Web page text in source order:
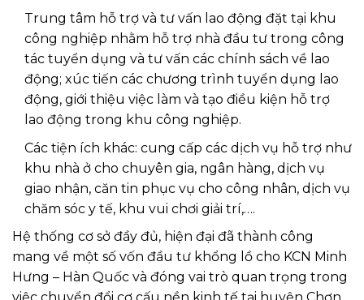
Trung tâm hỗ trợ và tư vấn lao động đặt tại khu
công nghiệp nhằm hỗ trợ nhà đầu tư trong công
tác tuyển dụng và tư vấn các chính sách về lao
động; xúc tiến các chương trình tuyển dụng lao
động, giới thiệu việc làm và tạo điều kiện hỗ trợ
lao động trong khu công nghiệp.
Các tiện ích khác: cung cấp các dịch vụ hỗ trợ như
khu nhà ở cho chuyên gia, ngân hàng, dịch vụ
giao nhận, căn tin phục vụ cho công nhân, dịch vụ
chăm sóc y tế, khu vui chơi giải trí,….
Hệ thống cơ sở đầy đủ, hiện đại đã thành công
mang về một số vốn đầu tư khổng lồ cho KCN Minh
Hưng – Hàn Quốc và đóng vai trò quan trọng trong